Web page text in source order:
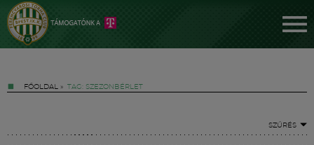
FŐOLDAL » TAG: SZEZONBÉRLET
SZŰRÉS